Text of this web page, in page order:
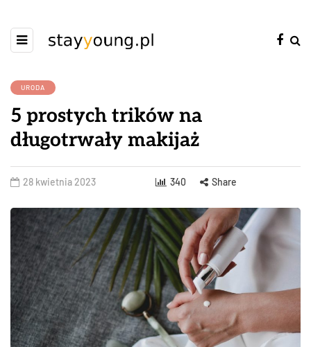
URODA
5 prostych trików na
długotrwały makijaż
28 kwietnia 2023 340 Share